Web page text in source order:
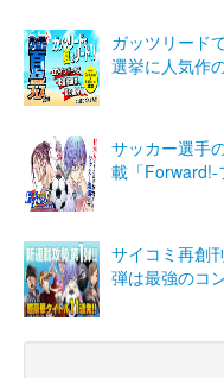
ガッツリード
選挙に人気作
サッカー選手
載「Forward!-
サイコミ再創
弾は最強のコ